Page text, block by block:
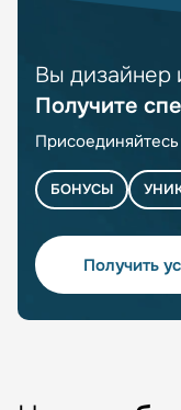
Вы дизайнер
Получите
БОНУСЫ
Получить